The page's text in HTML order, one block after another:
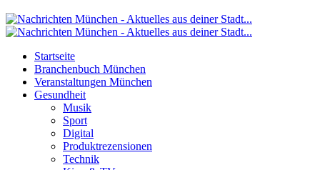
Startseite
Branchenbuch München
Veranstaltungen München
Gesundheit
Musik
Sport
Digital
Produktrezensionen
Technik